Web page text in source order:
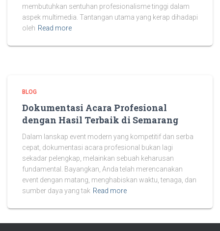
membutuhkan sentuhan profesionalisme tinggi dalam
aspek multimedia. Tantangan utama yang kerap dihadapi
oleh Read more
BLOG
Dokumentasi Acara Profesional
dengan Hasil Terbaik di Semarang
Dalam lanskap event modern yang kompetitif dan serba
cepat, dokumentasi acara profesional bukan lagi
sekadar pelengkap, melainkan sebuah keharusan
fundamental. Bayangkan, Anda telah merencanakan
event dengan matang, menghabiskan waktu, tenaga, dan
sumber daya yang tak Read more